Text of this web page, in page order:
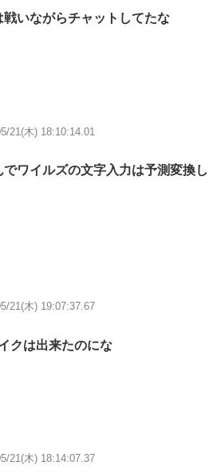
いながらチャットしてたな
21(木) 18:10:14.01
ワイルズの文字入力は予測変換し
21(木) 19:07:37.67
クは出来たのにな
21(木) 18:14:07.37